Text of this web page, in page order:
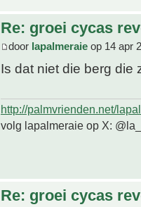
Re: groei cycas
door lapalmeraie op 14 apr
Is dat niet die berg
http://palmvrienden.net/
volg lapalmeraie op X:
Re: groei cycas